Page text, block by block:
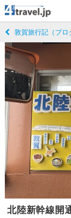
敦賀旅行記（ブロ
北陸新幹線開